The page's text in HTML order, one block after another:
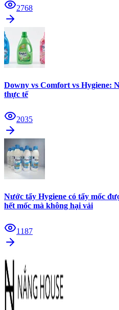
2768
Downy vs Comfort vs Hygiene:
thực tế
2035
Nước tẩy Hygiene có tẩy mốc
hết mốc mà không hại vải
1187